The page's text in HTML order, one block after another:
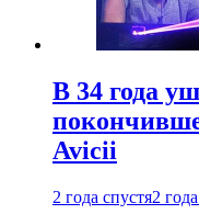
В 34 года
Avicii
2 года спустя2